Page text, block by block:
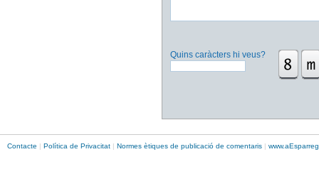
Quins caràcters hi veus?
Contacte | Política de Privacitat | Normes ètiques de publicació de comentaris | www.